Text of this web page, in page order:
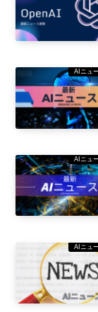
AIニュ
AIニュ
AIニュ